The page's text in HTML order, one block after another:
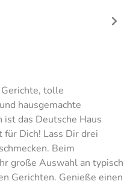
tolle
hausgemachte
ist das Deutsche Haus
für Dich! Lass Dir drei
Beim
große Auswahl an typisch
Gerichten. Genieße einen